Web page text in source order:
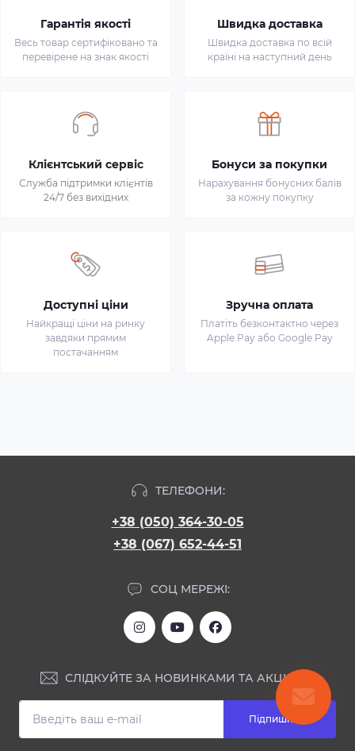
Гарантія якості
Весь товар сертифіковано та
перевірене на знак якості
Швидка доставка
Швидка доставка по всій
країні на наступний день
Клієнтський сервіс
Служба підтримки клієнтів
24/7 без вихідних
Бонуси за покупки
Нарахування бонусних балів
за кожну покупку
Доступні ціни
Найкращі ціни на ринку
завдяки прямим
постачанням
Зручна оплата
Платіть безконтактно через
Apple Pay або Google Pay
ТЕЛЕФОНИ:
+38 (050) 364-30-05
+38 (067) 652-44-51
СОЦ МЕРЕЖІ:
СЛІДКУЙТЕ ЗА НОВИНКАМИ ТА АКЦІЯМИ:
Підпишіться